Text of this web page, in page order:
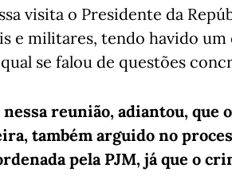
visita o Presidente da
e militares, tendo havido
se falou de questões
nessa reunião, adiantou,
também arguido no
pela PJM, já que o